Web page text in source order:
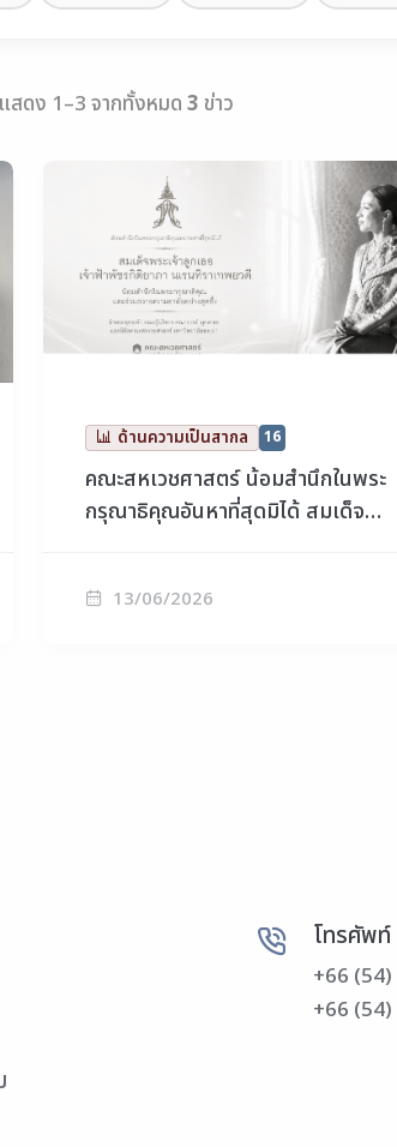
แสดง 1–3 จากทั้งหมด3ข่าว
ด้านความเป็นสากล 16
คณะสหเวชศาสตร์ น้อมสำนึกในพระ
กรุณาธิคุณอันหาที่สุดมิได้ สมเด็จ
13/06/2026
โทรศัพท์
+66
+66